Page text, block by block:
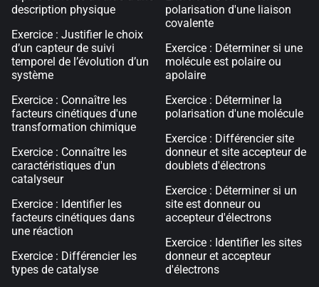
description physique
Exercice : Justifier le choix
d’un capteur de suivi
temporel de l’évolution d’un
système
Exercice : Connaître les
facteurs cinétiques d'une
transformation chimique
Exercice : Connaître les
caractéristiques d'un
catalyseur
Exercice : Identifier les
facteurs cinétiques dans
une réaction
Exercice : Différencier les
types de catalyse
polarisation d'une liaison
covalente
Exercice : Déterminer si une
molécule est polaire ou
apolaire
Exercice : Déterminer la
polarisation d'une molécule
Exercice : Différencier site
donneur et site accepteur de
doublets d'électrons
Exercice : Déterminer si un
site est donneur ou
accepteur d'électrons
Exercice : Identifier les sites
donneur et accepteur
d'électrons